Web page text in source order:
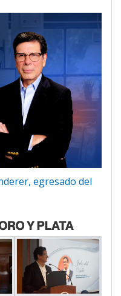
egresado del